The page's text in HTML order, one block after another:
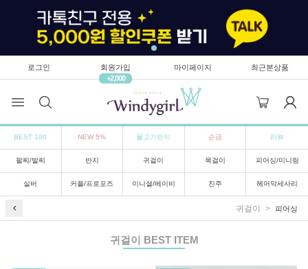
로그인
회원가입
+2,000
마이페이지 최근본상품
BEST 100 NEW 5% 물고기반지 순금 리뷰
팔찌/발찌 반지 귀걸이 목걸이 피어싱/미니링
실버 커플/프로포즈 이니셜/베이비 진주 헤어악세사리
귀걸이 피어싱
귀걸이 BEST ITEM